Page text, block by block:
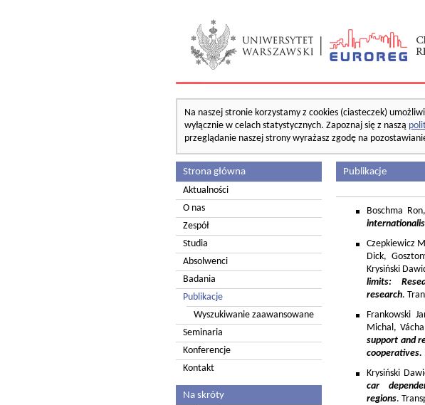
Na naszej stronie korzystamy z cookies (ciasteczek)
wyłącznie w celach statystycznych. Zapoznaj się z naszą
przeglądanie naszej strony wyrażasz zgodę na
Strona główna
Aktualności
O nas
Zespół
Studia
Absolwenci
Badania
Publikacje
Wyszukiwanie zaawansowane
Seminaria
Konferencje
Kontakt
Na skróty
Publikacje
Boschma
Czepkiewicz
Dick,
Krysiński
limits:
research.
Frankowski
Michal,
support and
cooperatives.
Krysiński
car
regions.